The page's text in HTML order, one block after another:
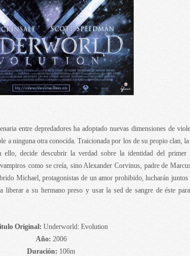
entre depredadores ha adoptado nuevas dimensiones de
a ninguna otra conocida. Traicionada por los de su propio clan,
ello, decide descubrir la verdad sobre la identidad del primer
como se creía, sino Alexander Corvinus, padre de
Michael, protagonistas de un amor prohibido, lucharán juntos
liberar a su hermano preso y usar la sed de sangre de éste
Original: Underworld: Evolution
Año: 2006
Duración: 106m